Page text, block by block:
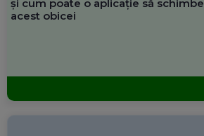
și cum poate o aplicație să schimbe
acest obicei